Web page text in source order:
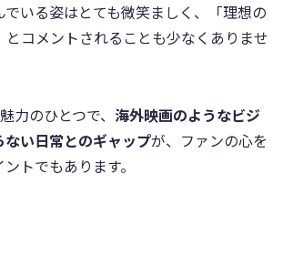
いる姿はとても微笑ましく、「理想の
とコメントされることも少なくありませ
力のひとつで、 海外映画のようなビジ
ない日常とのギャップが、ファンの心を
トでもあります。